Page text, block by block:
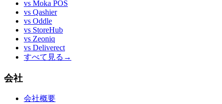
vs Moka POS
vs Qashier
vs Oddle
vs StoreHub
vs Zeoniq
vs Deliverect
すべて見る →
会社
会社概要